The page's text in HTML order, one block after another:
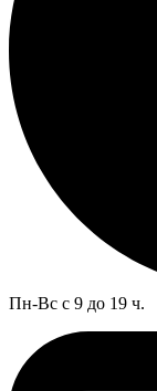
Пн-Вс с 9 до 19 ч.